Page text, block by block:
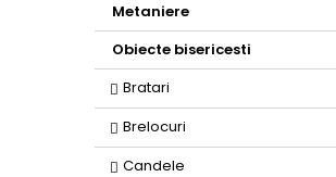
Metaniere
Obiecte bisericesti
Bratari
Brelocuri
Candele